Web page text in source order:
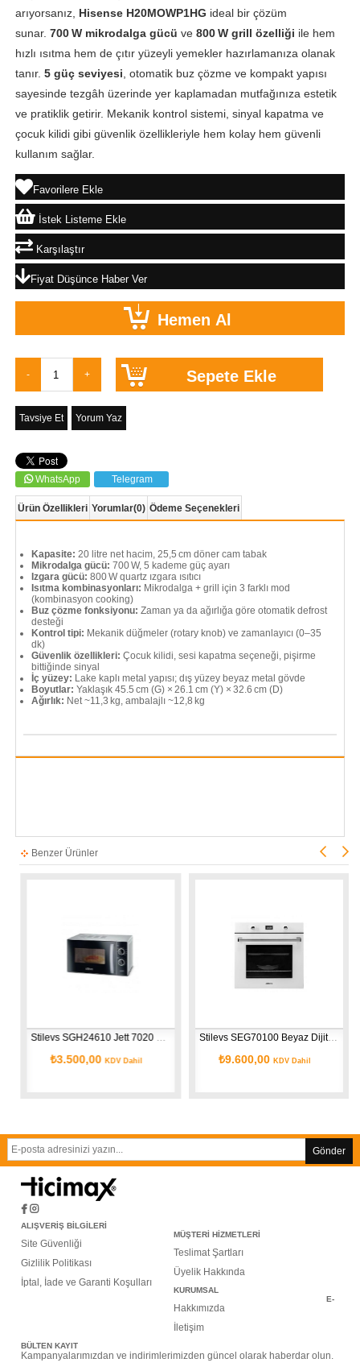
arıyorsanız, Hisense H20MOWP1HG ideal bir çözüm
sunar. 700 W mikrodalga gücü ve 800 W grill özelliği ile hem
hızlı ısıtma hem de çıtır yüzeyli yemekler hazırlamanıza olanak
tanır. 5 güç seviyesi , otomatik buz çözme ve kompakt yapısı
sayesinde tezgâh üzerinde yer kaplamadan mutfağınıza estetik
ve pratiklik getirir. Mekanik kontrol sistemi, sinyal kapatma ve
çocuk kilidi gibi güvenlik özellikleriyle hem kolay hem güvenli
kullanım sağlar.
Favorilere Ekle
İstek Listeme Ekle
Karşılaştır
Fiyat Düşünce Haber Ver
Tavsiye Et Yorum Yaz
WhatsApp Telegram
Ürün Özellikleri Yorumlar(0) Ödeme Seçenekleri
Kapasite: 20 litre net hacim, 25,5 cm döner cam tabak
Mikrodalga gücü: 700 W, 5 kademe güç ayarı
Izgara gücü: 800 W quartz ızgara ısıtıcı
Isıtma kombinasyonları: Mikrodalga + grill için 3 farklı mod
(kombinasyon cooking)
Buz çözme fonksiyonu: Zaman ya da ağırlığa göre otomatik defrost
desteği
Kontrol tipi: Mekanik düğmeler (rotary knob) ve zamanlayıcı (0–35
dk)
Güvenlik özellikleri: Çocuk kilidi, sesi kapatma seçeneği, pişirme
bittiğinde sinyal
İç yüzey: Lake kaplı metal yapısı; dış yüzey beyaz metal gövde
Boyutlar: Yaklaşık 45.5 cm (G) × 26.1 cm (Y) × 32.6 cm (D)
Ağırlık: Net ~11,3 kg, ambalajlı ~12,8 kg
Benzer Ürünler
Stilevs SGH24610 Jett 7020 Mikrodalga Fırın 20 Litre
₺3.500,00 KDV Dahil
Stilevs SEG70100 Beyaz Dijital Turbo Fırın 70 Lt
₺9.600,00 KDV Dahil
Gönder
ALIŞVERİŞ BİLGİLERİ
Site Güvenliği
Gizlilik Politikası
İptal, İade ve Garanti Koşulları
MÜŞTERİ HİZMETLERİ
Teslimat Şartları
Üyelik Hakkında
KURUMSAL
Hakkımızda
İletişim
E-
BÜLTEN KAYIT
Kampanyalarımızdan ve indirimlerimizden güncel olarak haberdar olun.